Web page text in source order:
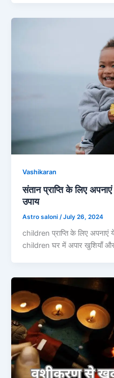
Vashikaran
संतान प्राप्ति के लिए
उपाय
Astro saloni /July 26, 2024
children प्राप्ति के लिए अपनाएं
children घर में अपार खुशियाँ